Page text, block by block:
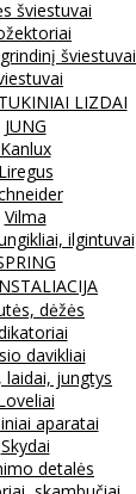
šviestuvai
šviestuvai
LIZDAI
JUNG
Kanlux
Liregus
Vilma
ilgintuvai
dėžės
davikliai
laidai, jungtys
aparatai
Skydai
detalės